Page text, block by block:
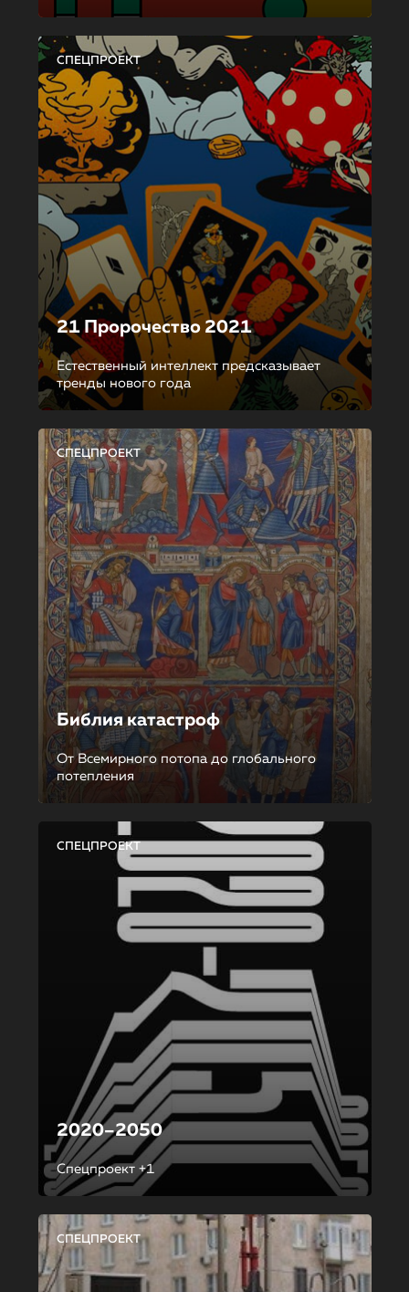
СПЕЦПРОЕКТ
21 Пророчество 2021
Естественный интеллект предсказывает
тренды нового года
СПЕЦПРОЕКТ
Библия катастроф
От Всемирного потопа до глобального
потепления
СПЕЦПРОЕКТ
2020–2050
Спецпроект +1
СПЕЦПРОЕКТ